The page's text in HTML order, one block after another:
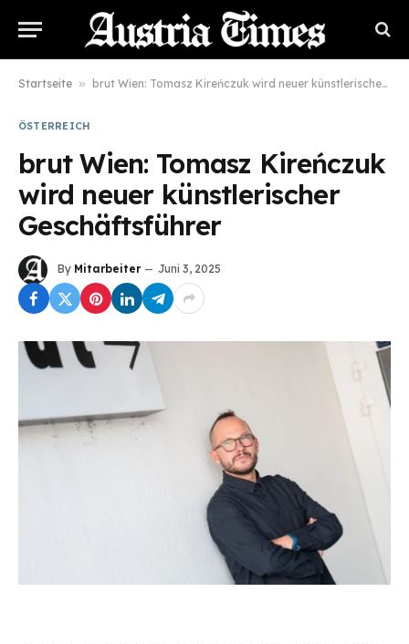
Startseite » brut Wien: Tomasz Kireńczuk wird neuer künstlerischer Geschäftsführer
ÖSTERREICH
brut Wien: Tomasz Kireńczuk
wird neuer künstlerischer
Geschäftsführer
By Mitarbeiter Juni 3, 2025